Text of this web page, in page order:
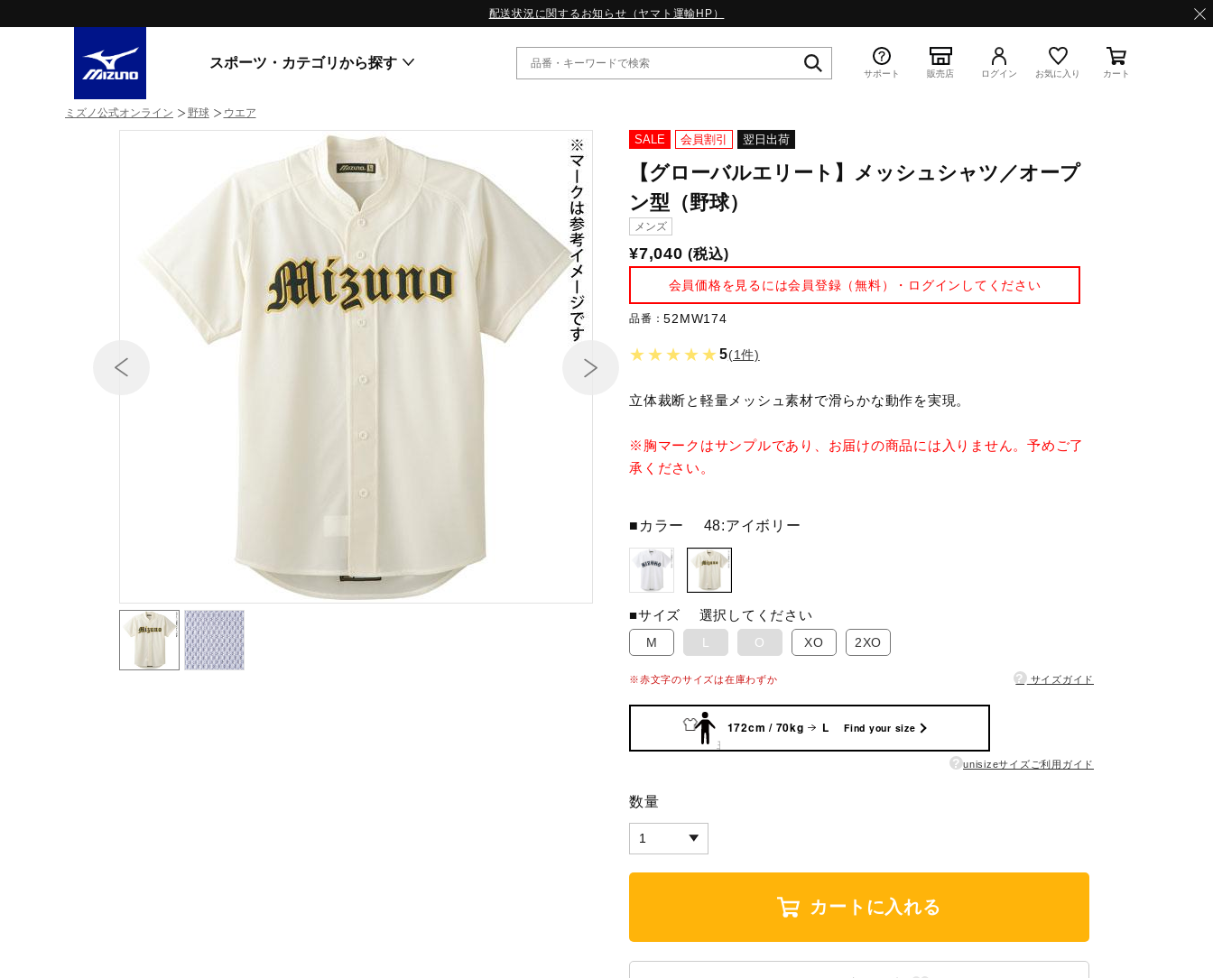
配送状況に関するお知らせ（ヤマト運輸HP）
スポーツ・カテゴリから探す
スニーカー
ウィンタースポーツ
スニーカー
WAVE PROPHECY
MXR
ゴアテックス
コラボレーション
WP13.2｜特集
MORELIA LS｜特集
WP MAGIC MITA｜特集
WP STRAP｜特集
スペシャルカラーパック｜特集
WP STRAP 2｜特集
マーガレット・ハウエル｜特集
KICKS & ECHO｜特集
スニーカー商品をすべて見る
特集
サポート 販売店 ログイン お気に入り カート
ミズノ公式オンライン 野球 ウエア
SALE 会員割引 翌日出荷
【グローバルエリート】メッシュシャツ／オープ
ン型（野球）
メンズ
¥7,040 (税込)
会員価格を見るには会員登録（無料）・ログインしてください
品番：52MW174
★★★★★5(1件)
立体裁断と軽量メッシュ素材で滑らかな動作を実現。
※胸マークはサンプルであり、お届けの商品には入りません。予めご了
承ください。
■カラー 48:アイボリー
■サイズ 選択してください
M L O XO 2XO
※赤文字のサイズは在庫わずか ? サイズガイド
172cm / 70kg L Find your size
? unisizeサイズご利用ガイド
数量
カートに入れる